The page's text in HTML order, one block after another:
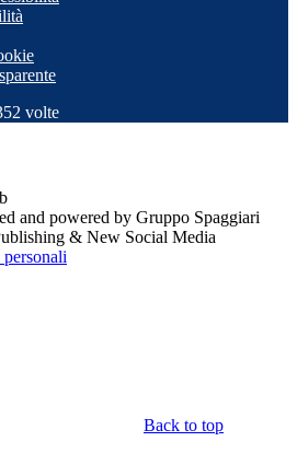
volte
and powered by Gruppo Spaggiari
& New Social Media
Back to top